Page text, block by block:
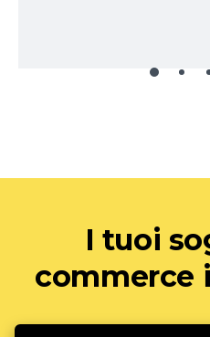
I tuoi
commerce